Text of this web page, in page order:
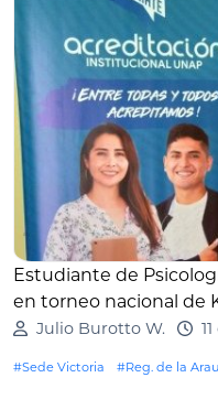
Estudiante de
en torneo nacional de
Julio Burotto W.
#Sede Victoria #Reg. de la